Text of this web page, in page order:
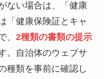
ない場合は、「健康
「健康保険証とキャ
、 2種類の書類の提示
。自治体のウェブサ
種類を事前に確認し